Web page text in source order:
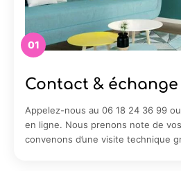
01
Contact & échange
Appelez-nous au 06 18 24 36 99
en ligne. Nous prenons note de
convenons d’une visite technique